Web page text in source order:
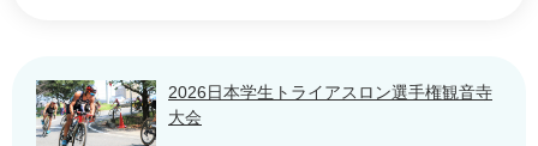
2026日本学生トライアスロン選手権観音寺
大会